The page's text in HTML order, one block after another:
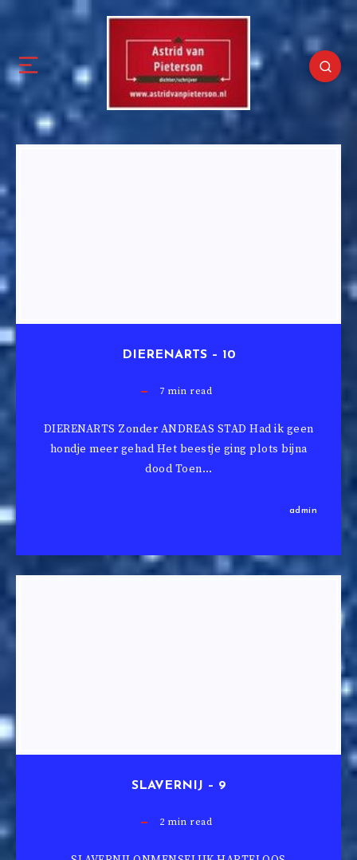
DIERENARTS – 10
7 min read
DIERENARTS Zonder ANDREAS STAD Had ik geen
hondje meer gehad Het beestje ging plots bijna
dood Toen…
admin
SLAVERNIJ – 9
2 min read